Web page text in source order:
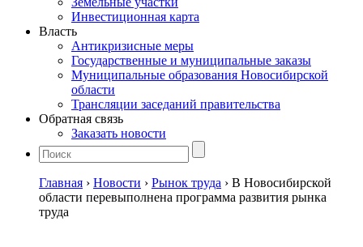
Инвестиционная карта
Власть
Антикризисные меры
Государственные и муниципальные заказы
Муниципальные образования Новосибирской
области
Трансляции заседаний правительства
Обратная связь
Заказать новости
Главная › Новости › Рынок труда › В Новосибирской
области перевыполнена программа развития рынка
труда